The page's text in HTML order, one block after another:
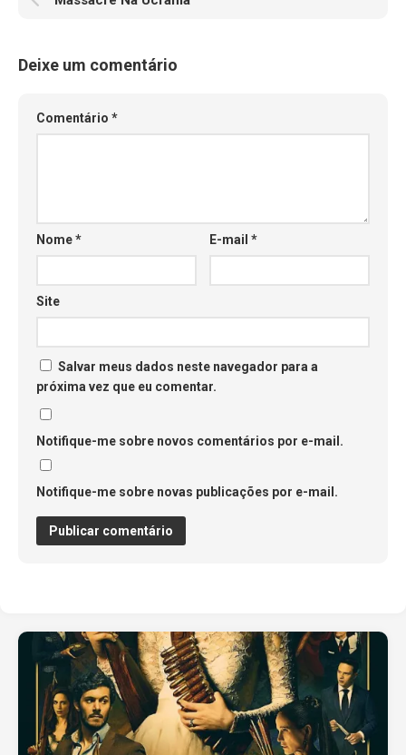
Deixe um comentário
Comentário *
Nome* E-mail*
Site
Salvar meus dados neste navegador para a
próxima vez que eu comentar.
Notifique-me sobre novos comentários por e-mail.
Notifique-me sobre novas publicações por e-mail.